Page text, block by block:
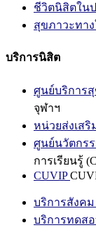
ชีวิตนิสิตใน
สุขภาวะทา
บริการนิสิต
ศูนย์บริการ
จุฬาฯ
หน่วยส่งเส
ศูนย์นวัตกรร
การเรียนรู้
CUVIP
บริการสังคม
บริการทดส